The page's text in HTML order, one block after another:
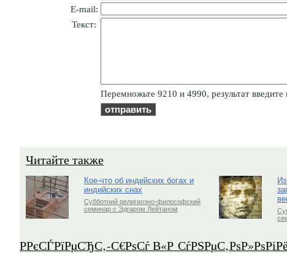
E-mail:
Текст:
Пepeмнoжьтe 9210 и 4990, результат введите
Читайте также
Кое-что об индийских богах и
индийских снах
Субботний религиозно-философский
семинар с Эдгаром Лейтаном
Р­РєСЃРїРµСЂС‚-С€РѕСѓ В«Р